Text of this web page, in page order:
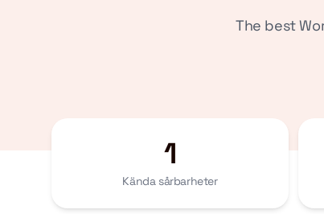
The best
1
Kända sårbarheter